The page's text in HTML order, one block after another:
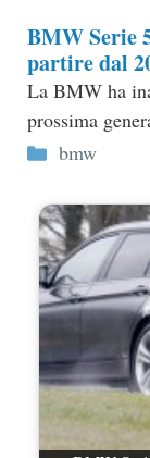
BMW Serie
partire dal
La BMW ha
prossima
Categorie
bmw